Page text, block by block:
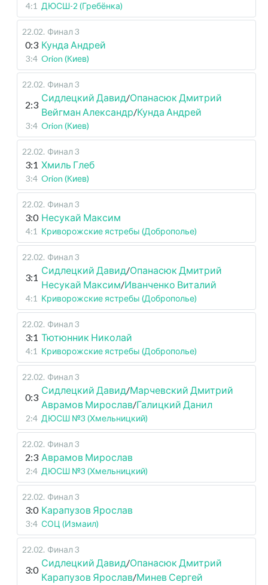
4:1 ДЮСШ-2 (Гребёнка)
22.02. Финал 3
0:3 Кунда Андрей
3:4 Orion (Киев)
22.02. Финал 3
2:3
Сидлецкий Давид/Опанасюк Дмитрий
Вейгман Александр/Кунда Андрей
3:4 Orion (Киев)
22.02. Финал 3
3:1 Хмиль Глеб
3:4 Orion (Киев)
22.02. Финал 3
3:0 Несукай Максим
4:1 Криворожские ястребы (Доброполье)
22.02. Финал 3
3:1
Сидлецкий Давид/Опанасюк Дмитрий
Несукай Максим/Иванченко Виталий
4:1 Криворожские ястребы (Доброполье)
22.02. Финал 3
3:1 Тютюнник Николай
4:1 Криворожские ястребы (Доброполье)
22.02. Финал 3
0:3
Сидлецкий Давид/Марчевский Дмитрий
Аврамов Мирослав/Галицкий Данил
2:4 ДЮСШ №3 (Хмельницкий)
22.02. Финал 3
2:3 Аврамов Мирослав
2:4 ДЮСШ №3 (Хмельницкий)
22.02. Финал 3
3:0 Карапузов Ярослав
3:4 СОЦ (Измаил)
22.02. Финал 3
3:0
Сидлецкий Давид/Опанасюк Дмитрий
Карапузов Ярослав/Минев Сергей